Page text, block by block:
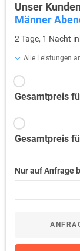
Unser
Männer
2 Tage, 1 Nacht
Alle Leistungen
Gesamtpreis
Gesamtpreis
Nur auf Anfrage